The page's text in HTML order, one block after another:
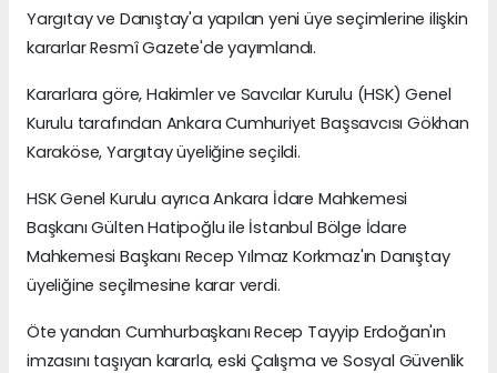
Yargıtay ve Danıştay'a yapılan yeni üye seçimlerine ilişkin
kararlar Resmî Gazete'de yayımlandı.
Kararlara göre, Hakimler ve Savcılar Kurulu (HSK) Genel
Kurulu tarafından Ankara Cumhuriyet Başsavcısı Gökhan
Karaköse, Yargıtay üyeliğine seçildi.
HSK Genel Kurulu ayrıca Ankara İdare Mahkemesi
Başkanı Gülten Hatipoğlu ile İstanbul Bölge İdare
Mahkemesi Başkanı Recep Yılmaz Korkmaz'ın Danıştay
üyeliğine seçilmesine karar verdi.
Öte yandan Cumhurbaşkanı Recep Tayyip Erdoğan'ın
imzasını taşıyan kararla, eski Çalışma ve Sosyal Güvenlik